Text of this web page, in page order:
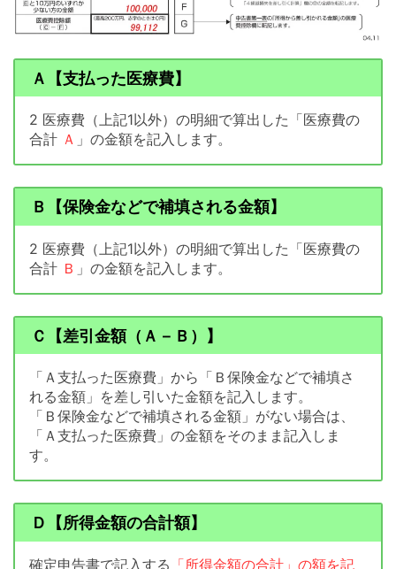
Ａ【支払った医療費】
2 医療費（上記1以外）の明細で算出した「医療費の
合計 Ａ 」の金額を記入します。
Ｂ【保険金などで補填される金額】
2 医療費（上記1以外）の明細で算出した「医療費の
合計 Ｂ 」の金額を記入します。
Ｃ【差引金額（Ａ－Ｂ）】
「Ａ支払った医療費」から「Ｂ保険金などで補填さ
れる金額」を差し引いた金額を記入します。
「Ｂ保険金などで補填される金額」がない場合は、
「Ａ支払った医療費」の金額をそのまま記入しま
す。
Ｄ【所得金額の合計額】
確定申告書で記入する 「所得金額の合計」の額を記